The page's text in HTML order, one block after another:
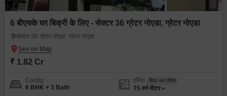
6 बीएचके घर बिक्री के लिए - सेक्टर 36 ग्रेटर नोएडा, ग्रेटर नोएडा
सेक्टर 36 ग्रेटर नोएडा, ग्रेटर नोएडा
₹ 1.82 Cr
Config
6 BHK + 3 Bath
एरिया बिल्ट-अप एरिया
75 वर्ग मीटर